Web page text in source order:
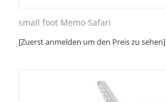
small foot Memo Safari
[Zuerst anmelden um den Preis zu sehen]